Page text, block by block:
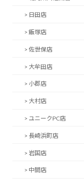
> 日田店
> 飯塚店
> 佐世保店
> 大牟田店
> 小郡店
> 大村店
> ユニークPC店
> 長崎浜町店
> 岩国店
> 中間店